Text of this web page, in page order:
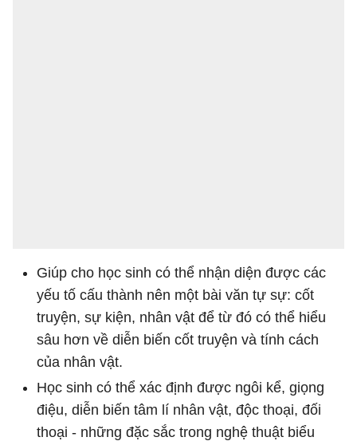
Giúp cho học sinh có thể nhận diện được các
yếu tố cấu thành nên một bài văn tự sự: cốt
truyện, sự kiện, nhân vật để từ đó có thể hiểu
sâu hơn về diễn biến cốt truyện và tính cách
của nhân vật.
Học sinh có thể xác định được ngôi kể, giọng
điệu, diễn biến tâm lí nhân vật, độc thoại, đối
thoại - những đặc sắc trong nghệ thuật biểu